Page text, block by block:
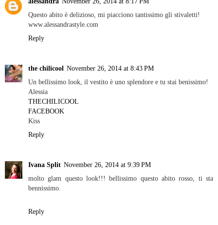
Questo abito è delizioso, mi piacciono tantissimo gli stivaletti!
www.alessandrastyle.com
Reply
the chilicool November 26, 2014 at 8:43 PM
Un bellissimo look, il vestito è uno splendore e tu stai benissimo!
Alessia
THECHILICOOL
FACEBOOK
Kiss
Reply
Ivana Split November 26, 2014 at 9:39 PM
molto glam questo look!!! bellissimo questo abito rosso, ti sta
bennissimo.
Reply